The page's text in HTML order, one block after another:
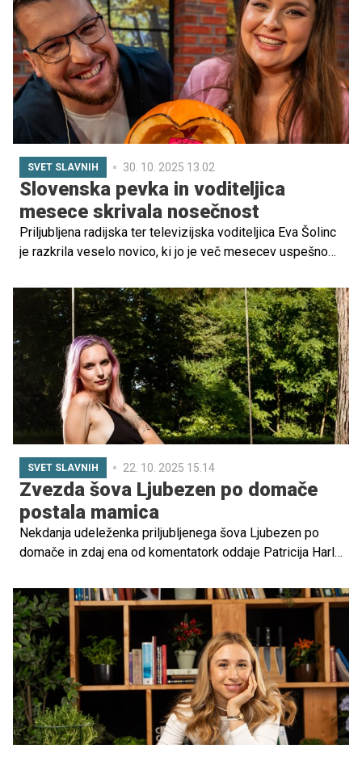
vedno sveži, a čas neusmiljeno teče – in prav to je te dni
ganilo tudi pevko Tinkaro Fortuno, ki je ob posebnem
mejniku svoje prvorojenke delila čustven zapis.
SVET SLAVNIH 30. 10. 2025 13.02
Slovenska pevka in voditeljica
mesece skrivala nosečnost
Priljubljena radijska ter televizijska voditeljica Eva Šolinc
je razkrila veselo novico, ki jo je več mesecev uspešno
pričakujeta prvega otroka, zato se Eva počasi odpravlja
na porodniški dopust.
SVET SLAVNIH 22. 10. 2025 15.14
Zvezda šova Ljubezen po domače
postala mamica
Nekdanja udeleženka priljubljenega šova Ljubezen po
domače in zdaj ena od komentatork oddaje Patricija Harl
omrežjih, kjer je objavila črno-belo fotografijo v objemu
svoje družine.